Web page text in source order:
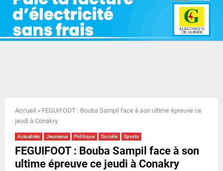
R
Y
N
U
Accueil » FEGUIFOOT : Bouba Sampil face à son ultime épreuve ce
jeudi à Conakry
Actualités Jeunesse Politique Société Sports
FEGUIFOOT : Bouba Sampil face à son
ultime épreuve ce jeudi à Conakry